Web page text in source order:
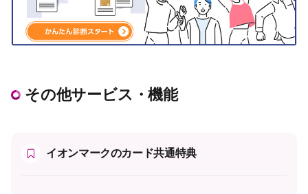
その他サービス・機能
イオンマークのカード共通特典